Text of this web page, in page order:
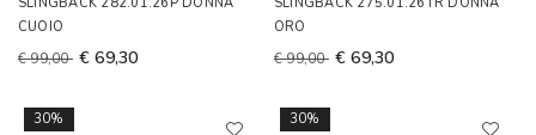
CUOIO
€ 99,00 € 69,30
ORO
€ 99,00 € 69,30
30% 30%